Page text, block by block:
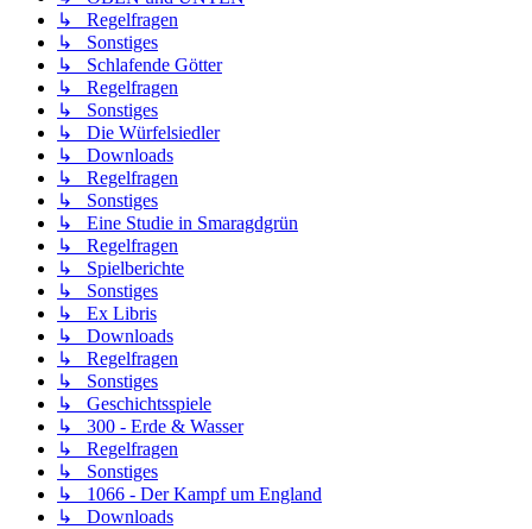
↳ Regelfragen
↳ Sonstiges
↳ Schlafende Götter
↳ Regelfragen
↳ Sonstiges
↳ Die Würfelsiedler
↳ Downloads
↳ Regelfragen
↳ Sonstiges
↳ Eine Studie in Smaragdgrün
↳ Regelfragen
↳ Spielberichte
↳ Sonstiges
↳ Ex Libris
↳ Downloads
↳ Regelfragen
↳ Sonstiges
↳ Geschichtsspiele
↳ 300 - Erde & Wasser
↳ Regelfragen
↳ Sonstiges
↳ 1066 - Der Kampf um England
↳ Downloads